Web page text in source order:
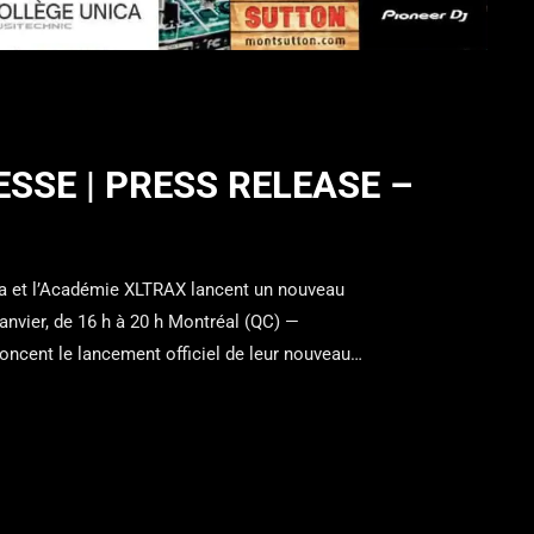
| PRESS RELEASE –
l’Académie XLTRAX lancent un nouveau
de 16 h à 20 h Montréal (QC) —
le lancement officiel de leur nouveau
qui se tiendra le vendredi 16 janvier, de 16 h